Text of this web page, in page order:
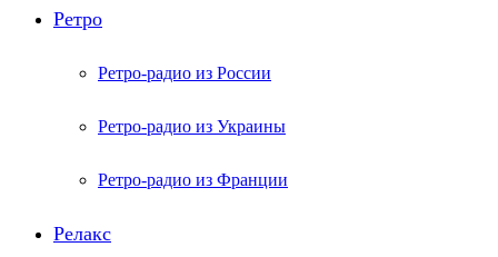
Ретро
Ретро-радио из России
Ретро-радио из Украины
Ретро-радио из Франции
Релакс